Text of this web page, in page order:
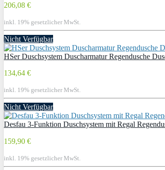
206,08 €
inkl. 19% gesetzlicher MwSt.
Nicht Verfügbar
HSer Duschsystem Duscharmatur Regendusche
134,64 €
inkl. 19% gesetzlicher MwSt.
Nicht Verfügbar
Desfau 3-Funktion Duschsystem mit Regal
159,90 €
inkl. 19% gesetzlicher MwSt.